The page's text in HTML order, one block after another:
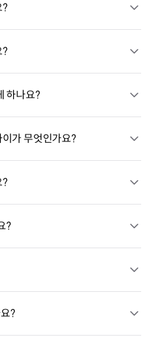
하나요?
가 무엇인가요?
?
?